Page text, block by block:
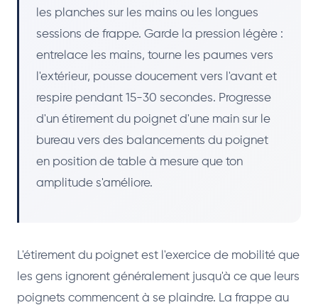
les planches sur les mains ou les longues
sessions de frappe. Garde la pression légère :
entrelace les mains, tourne les paumes vers
l'extérieur, pousse doucement vers l'avant et
respire pendant 15-30 secondes. Progresse
d'un étirement du poignet d'une main sur le
bureau vers des balancements du poignet
en position de table à mesure que ton
amplitude s'améliore.
L'étirement du poignet est l'exercice de mobilité que
les gens ignorent généralement jusqu'à ce que leurs
poignets commencent à se plaindre. La frappe au